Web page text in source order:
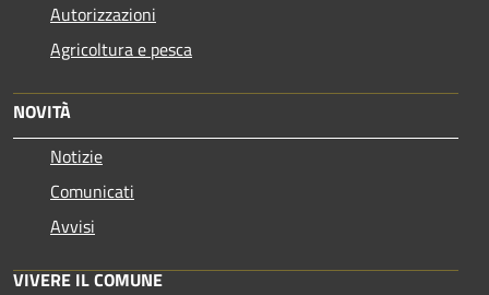
Autorizzazioni
Agricoltura e pesca
NOVITÀ
Notizie
Comunicati
Avvisi
VIVERE IL COMUNE